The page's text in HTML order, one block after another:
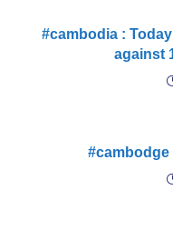
#cambodia :
against
#cambodge